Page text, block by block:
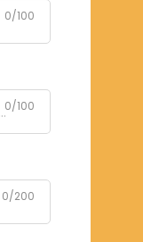
0/100
0/100
0/200